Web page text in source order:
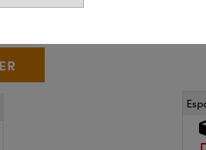
buttons to adjust the quantity.